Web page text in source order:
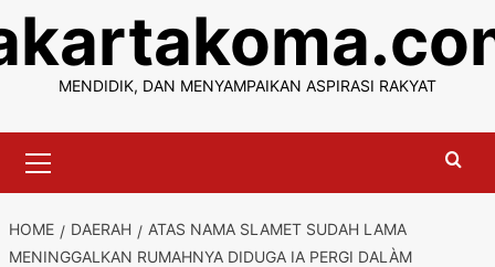
content
MENDIDIK, DAN MENYAMPAIKAN ASPIRASI RAKYAT
Menu
HOME DAERAH
ATAS NAMA SLAMET SUDAH LAMA
MENINGGALKAN RUMAHNYA DIDUGA IA PERGI DALÀM